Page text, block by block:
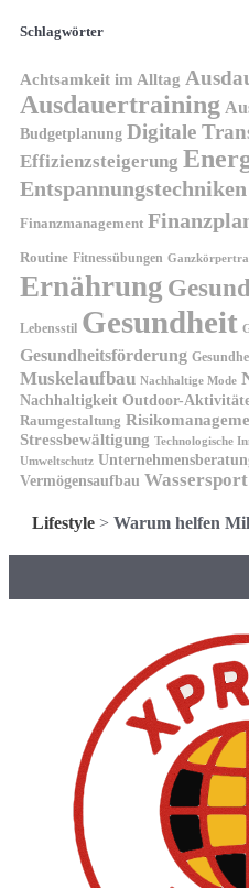
Schlagwörter
Achtsamkeit im Alltag
Ausdauertraining
Budgetplanung Digitale
Effizienzsteigerung
Entspannungstechniken
Finanzmanagement
Routine Fitnessübungen
Ernährung
Lebensstil Gesundheit
Gesundheitsförderung
Muskelaufbau Nachhaltige Mode
Nachhaltigkeit Outdoor-
Raumgestaltung
Stressbewältigung Technologische
Umweltschutz
Vermögensaufbau Wassersport
Lifestyle > Warum helfen